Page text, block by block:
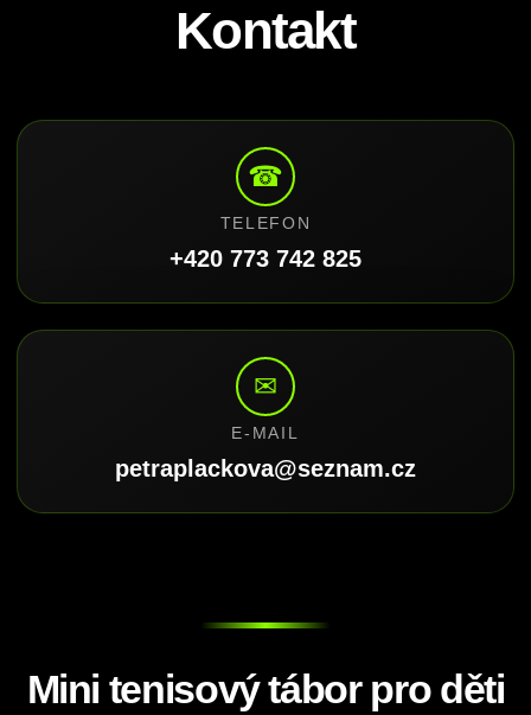
Kontakt
☎
TELEFON
+420 773 742 825
✉
E-MAIL
petraplackova@seznam.cz
Mini tenisový tábor pro děti